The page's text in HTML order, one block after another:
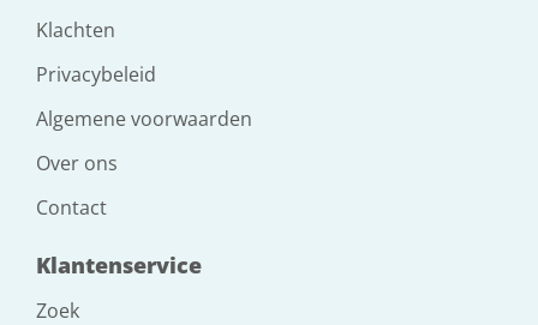
Klachten
Privacybeleid
Algemene voorwaarden
Over ons
Contact
Klantenservice
Zoek